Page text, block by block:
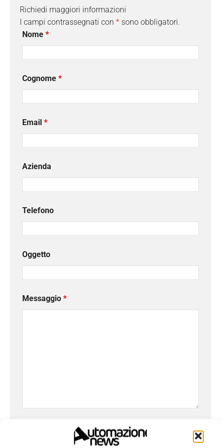
Richiedi maggiori informazioni
I campi contrassegnati con * sono obbligatori.
Nome *
Cognome *
Email *
Azienda
Telefono
Oggetto
Messaggio *
Ho letto e compreso l'Informativa sulla Privacy